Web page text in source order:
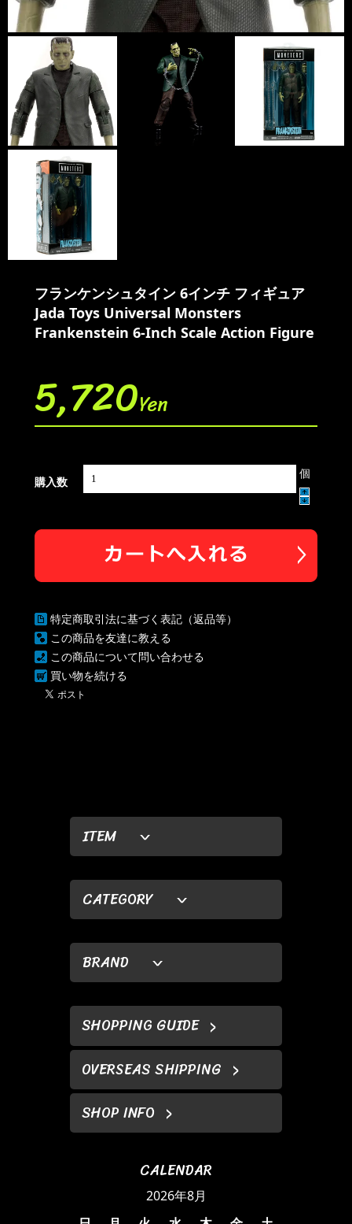
ITEM
CATEGORY
BRAND
SHOPPING GUIDE
OVERSEAS SHIPPING
SHOP INFO
CALENDAR
2026年8月
フランケンシュタイン 6インチ フィギュア
Jada Toys Universal Monsters
Frankenstein 6-Inch Scale Action Figure
5,720Yen
購入数
個
特定商取引法に基づく表記（返品等）
この商品を友達に教える
この商品について問い合わせる
買い物を続ける